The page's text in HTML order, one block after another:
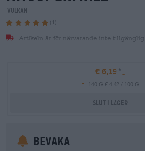
Vulkan
(1)
Artikeln är för närvarande inte tillgänglig
€ 6,19
-
140 G € 4,42 / 100 G
Slut i lager
Bevaka